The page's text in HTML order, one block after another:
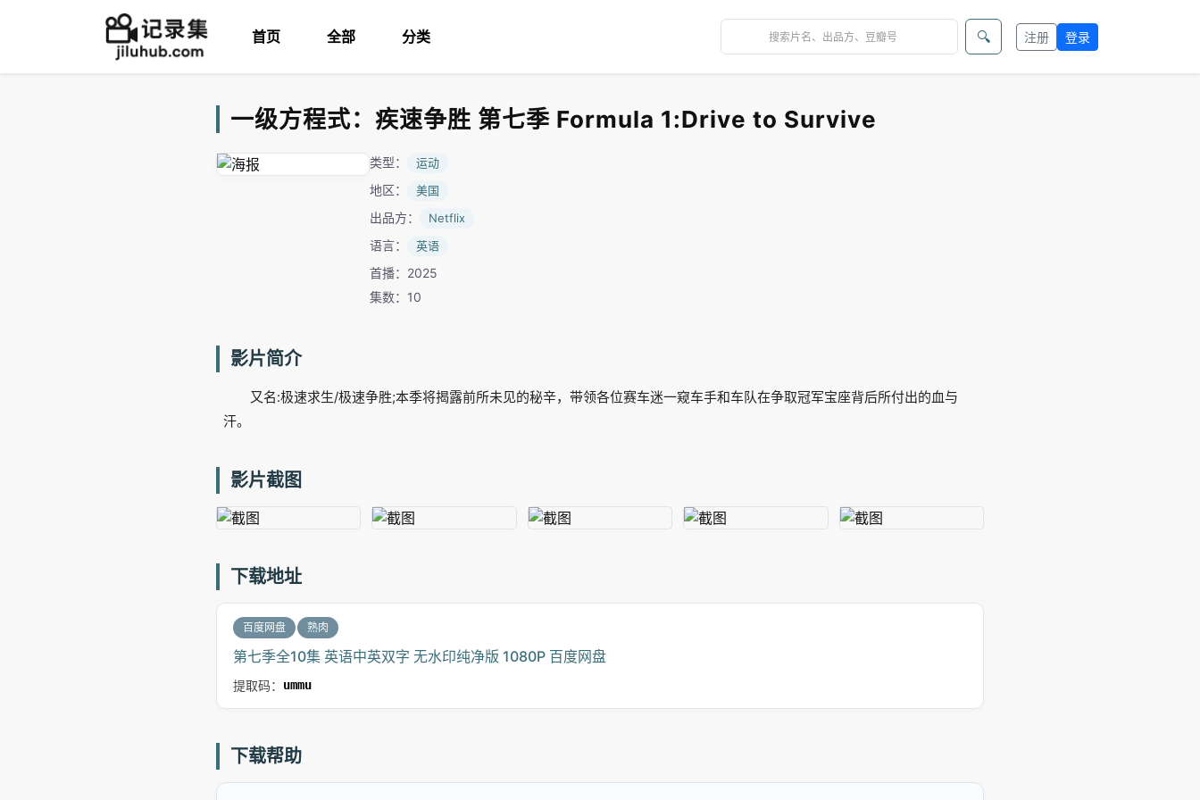
首页 全部 分类 🔍 注册 登录
一级方程式：疾速争胜 第七季 Formula 1:Drive to Survive
类型： 运动
地区： 美国
出品方： Netflix
语言： 英语
首播：2025
集数：10
影片简介
又名:极速求生/极速争胜;本季将揭露前所未见的秘辛，带领各位赛车迷一窥车手和车队在争取冠军宝座背后所付出的血与
汗。
影片截图
下载地址
百度网盘 熟肉
第七季全10集 英语中英双字 无水印纯净版 1080P 百度网盘
提取码： ummu
下载帮助